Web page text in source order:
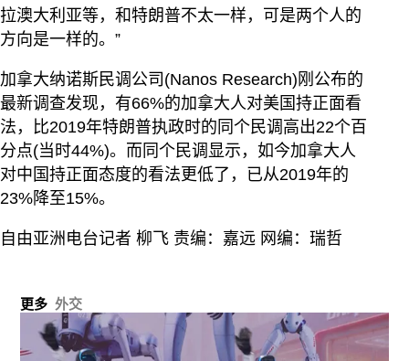
拉澳大利亚等，和特朗普不太一样，可是两个人的
方向是一样的。”
加拿大纳诺斯民调公司(Nanos Research)刚公布的
最新调查发现，有66%的加拿大人对美国持正面看
法，比2019年特朗普执政时的同个民调高出22个百
分点(当时44%)。而同个民调显示，如今加拿大人
对中国持正面态度的看法更低了，已从2019年的
23%降至15%。
自由亚洲电台记者 柳飞 责编：嘉远 网编：瑞哲
更多 外交